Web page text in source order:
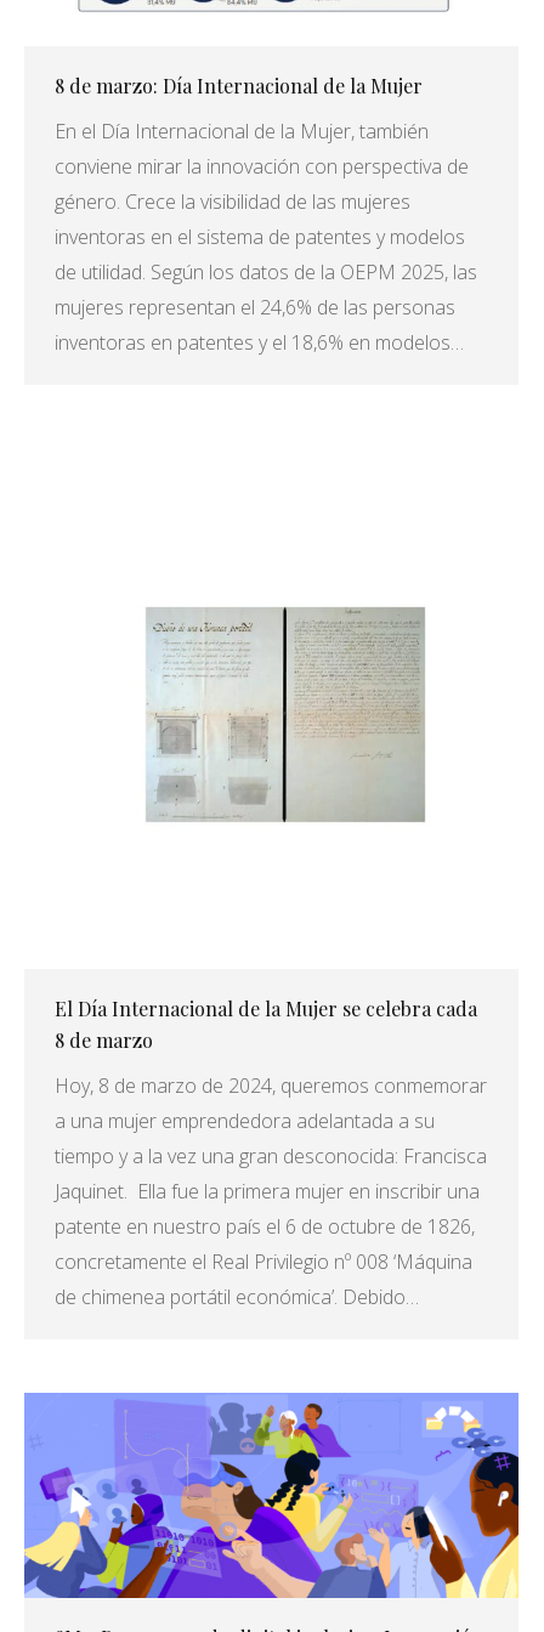
8 de marzo: Día Internacional de la Mujer
En el Día Internacional de la Mujer, también
conviene mirar la innovación con perspectiva de
género. Crece la visibilidad de las mujeres
inventoras en el sistema de patentes y modelos
de utilidad. Según los datos de la OEPM 2025, las
mujeres representan el 24,6% de las personas
inventoras en patentes y el 18,6% en modelos…
El Día Internacional de la Mujer se celebra cada
8 de marzo
Hoy, 8 de marzo de 2024, queremos conmemorar
a una mujer emprendedora adelantada a su
tiempo y a la vez una gran desconocida: Francisca
Jaquinet. Ella fue la primera mujer en inscribir una
patente en nuestro país el 6 de octubre de 1826,
concretamente el Real Privilegio nº 008 ‘Máquina
de chimenea portátil económica’. Debido…